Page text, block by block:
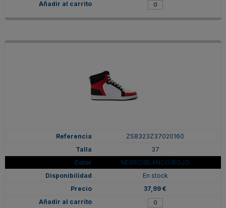
ZS8323Z37020160
37
NEGRO/BLANCO/ROJO
En stock
37,99 €